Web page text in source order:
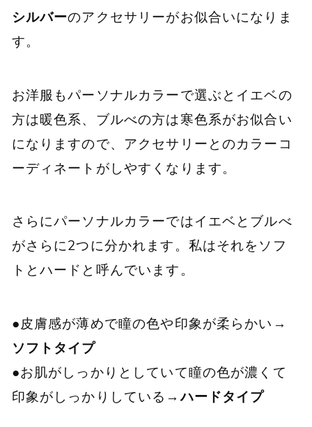
シルバーのアクセサリーがお似合いになりま
す。
お洋服もパーソナルカラーで選ぶとイエベの
方は暖色系、ブルべの方は寒色系がお似合い
になりますので、アクセサリーとのカラーコ
ーディネートがしやすくなります。
さらにパーソナルカラーではイエベとブルべ
がさらに2つに分かれます。私はそれをソフ
トとハードと呼んでいます。
●皮膚感が薄めで瞳の色や印象が柔らかい→
ソフトタイプ
●お肌がしっかりとしていて瞳の色が濃くて
印象がしっかりしている→ハードタイプ